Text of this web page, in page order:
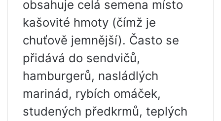
obsahuje celá semena místo
kašovité hmoty (čímž je
chuťově jemnější). Často se
přidává do sendvičů,
hamburgerů, nasládlých
marinád, rybích omáček,
studených předkrmů, teplých